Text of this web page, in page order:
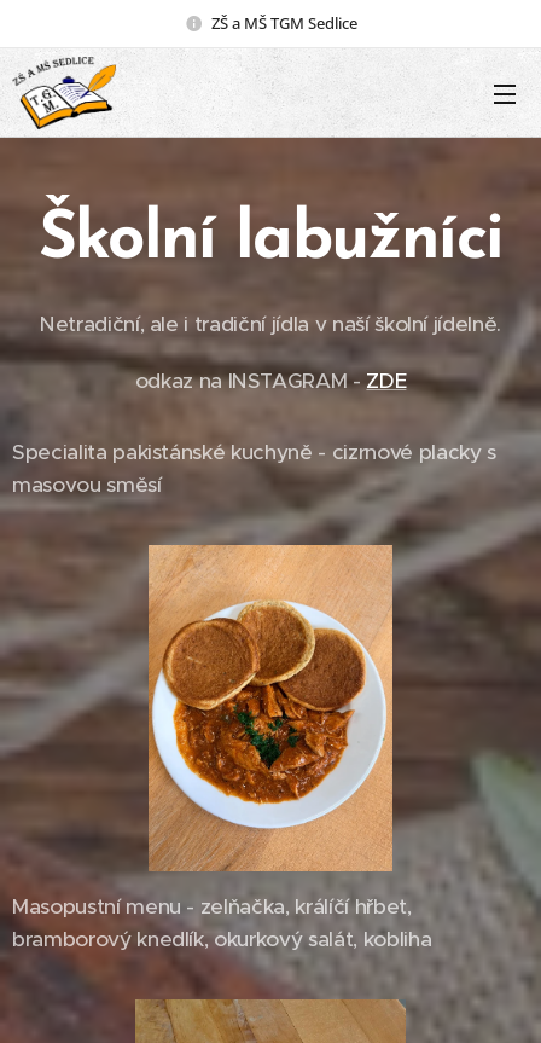
ZŠ a MŠ TGM Sedlice
Školní labužníci
Netradiční, ale i tradiční jídla v naší školní jídelně.
odkaz na INSTAGRAM - ZDE
Specialita pakistánské kuchyně - cizrnové placky s
masovou směsí
Masopustní menu - zelňačka, králíčí hřbet,
bramborový knedlík, okurkový salát, kobliha